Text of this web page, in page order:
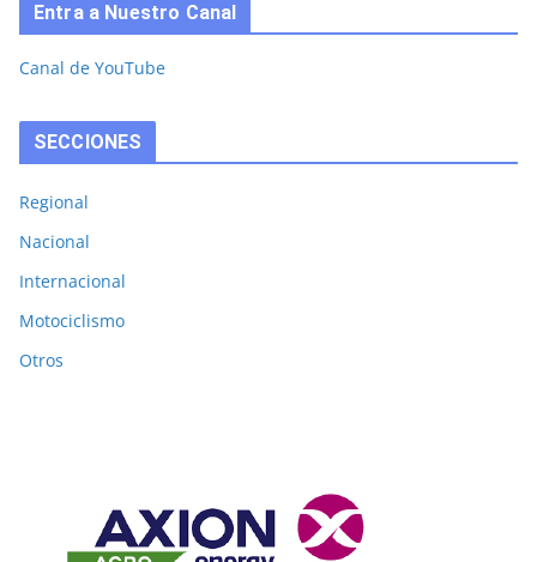
Entra a Nuestro Canal
Canal de YouTube
SECCIONES
Regional
Nacional
Internacional
Motociclismo
Otros